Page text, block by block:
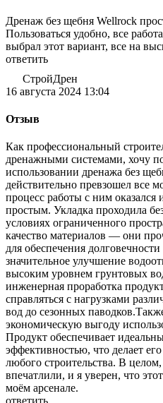
Дренаж без щебня Wellrock
Пользоваться удобно, все
выбрал этот вариант, все на
ответить
СтройДрен
16 августа 2024 13:04
Отзыв
Как профессиональный
дренажными системами, хочу
использовании дренажа без
действительно превзошел все
процесс работы с ним
простым. Укладка проходила
условиях ограниченного
качество материалов — они
для обеспечения
значительное улучшение
высоким уровнем грунтовых
инженерная проработка
справляться с нагрузками
вод до сезонных
экономическую выгоду
Продукт обеспечивает
эффективностью, что делает
любого строительства. В
впечатлили, и я уверен, что
моём арсенале.